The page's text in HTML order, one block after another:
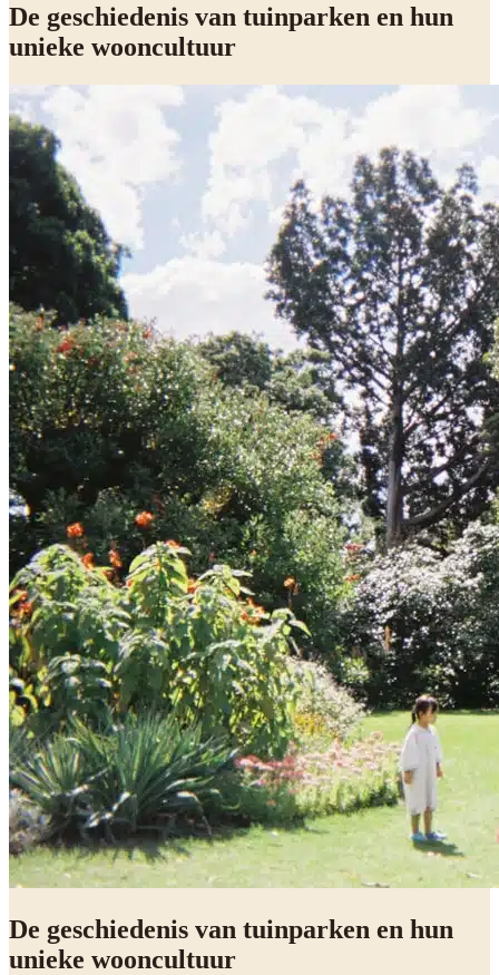
De geschiedenis van tuinparken en hun
unieke wooncultuur
De geschiedenis van tuinparken en hun
unieke wooncultuur